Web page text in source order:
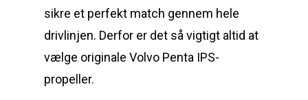
sikre et perfekt match gennem hele
drivlinjen. Derfor er det så vigtigt altid at
vælge originale Volvo Penta IPS-
propeller.